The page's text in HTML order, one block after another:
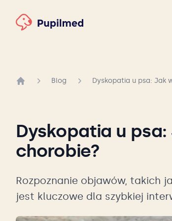
Blog Dyskopatia u psa: Jak
Dyskopatia u
chorobie?
Rozpoznanie objawów, takich
jest kluczowe dla szybkiej